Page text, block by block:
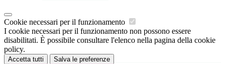
Cookie necessari per il funzionamento
I cookie necessari per il funzionamento non possono essere
disabilitati. È possibile consultare l'elenco nella pagina della cookie
policy.
Accetta tutti Salva le preferenze